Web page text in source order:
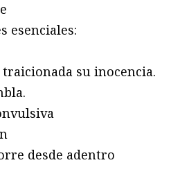
esenciales:
su inocencia.
desde adentro